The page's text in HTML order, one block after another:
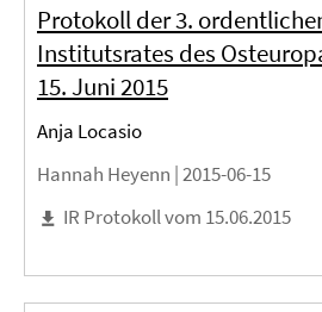
Protokoll der 3.
Institutsrates des
15. Juni 2015
Anja Locasio
Hannah Heyenn |2015-06-15
IR Protokoll vom 15.06.2015